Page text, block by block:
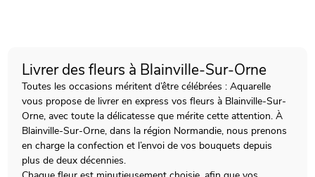
Livrer des fleurs à Blainville-Sur-Orne
Toutes les occasions méritent d’être célébrées : Aquarelle
vous propose de livrer en express vos fleurs à Blainville-Sur-
Orne, avec toute la délicatesse que mérite cette attention. À
Blainville-Sur-Orne, dans la région Normandie, nous prenons
en charge la confection et l’envoi de vos bouquets depuis
plus de deux décennies.